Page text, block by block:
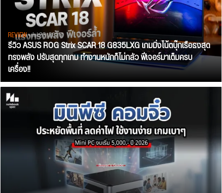
REVIEW• Jul 28, 2026
รีวิว ASUS ROG Strix SCAR 18 G835LXG เกมมิ่งโน้ตบุ๊กเรือธงสุด
ทรงพลัง ปรับสุดทุกเกม ทำงานหนักก็ไม่กลัว ฟีเจอร์มาเต็มครบ
เครื่อง!!